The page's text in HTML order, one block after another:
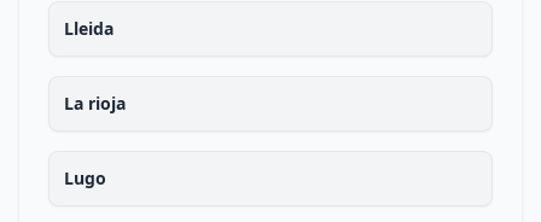
Lleida
La rioja
Lugo